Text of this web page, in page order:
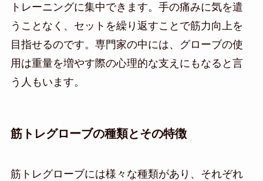
トレーニングに集中できます。手の痛みに気を遣
うことなく、セットを繰り返すことで筋力向上を
目指せるのです。専門家の中には、グローブの使
用は重量を増やす際の心理的な支えにもなると言
う人もいます。
筋トレグローブの種類とその特徴
筋トレグローブには様々な種類があり、それぞれ